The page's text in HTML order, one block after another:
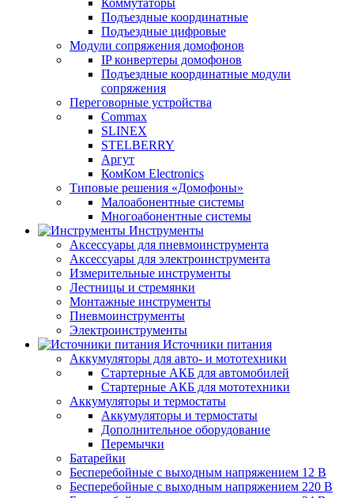
Коммутаторы
Подъездные координатные
Подъездные цифровые
Модули сопряжения домофонов
IP конвертеры домофонов
Подъездные координатные модули
сопряжения
Переговорные устройства
Commax
SLINEX
STELBERRY
Аргут
КомКом Electronics
Типовые решения «Домофоны»
Малоабонентные системы
Многоабонентные системы
Инструменты
Аксессуары для пневмоинструмента
Аксессуары для электроинструмента
Измерительные инструменты
Лестницы и стремянки
Монтажные инструменты
Пневмоинструменты
Электроинструменты
Источники питания
Аккумуляторы для авто- и мототехники
Стартерные АКБ для автомобилей
Стартерные АКБ для мототехники
Аккумуляторы и термостаты
Аккумуляторы и термостаты
Дополнительное оборудование
Перемычки
Батарейки
Бесперебойные с выходным напряжением 12 В
Бесперебойные с выходным напряжением 220 В